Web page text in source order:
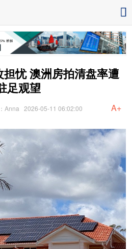
忧 澳洲房拍清盘率遭
足观望
Anna 2026-05-11 06:02:00 A+